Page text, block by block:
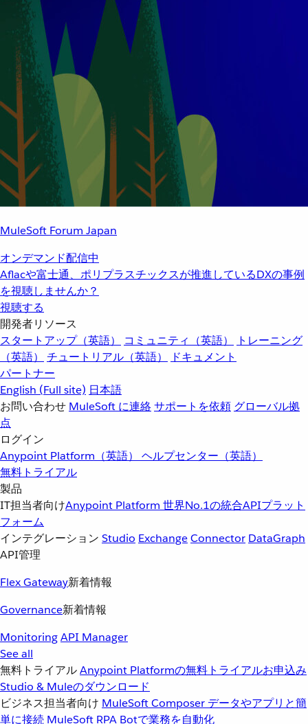
MuleSoft Forum Japan
オンデマンド配信中
Aflacや富士通、ポリプラスチックスが推進しているDXの事例
を視聴しませんか？
視聴する
開発者リソース
スタートアップ（英語）
コミュニティ（英語）
トレーニング
（英語）
チュートリアル（英語）
ドキュメント
パートナー
English (Full site) 日本語
お問い合わせ MuleSoft に連絡サポートを依頼 グローバル拠
点
ログイン
Anypoint Platform（英語） ヘルプセンター（英語）
無料トライアル
製品
IT担当者向けAnypoint Platform 世界No.1の統合APIプラット
フォーム
インテグレーション Studio ExchangeConnector DataGraph
API管理
Flex Gateway新着情報
Governance新着情報
MonitoringAPI Manager
See all
無料トライアルAnypoint Platformの無料トライアルお申込み
Studio & Muleのダウンロード
ビジネス担当者向け MuleSoft Composer データやアプリと簡
単に接続 MuleSoft RPA Botで業務を自動化